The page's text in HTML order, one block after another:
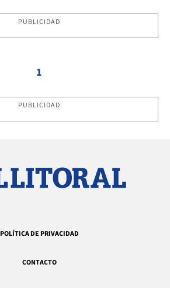
PUBLICIDAD
1
PUBLICIDAD
POLÍTICA DE PRIVACIDAD
CONTACTO